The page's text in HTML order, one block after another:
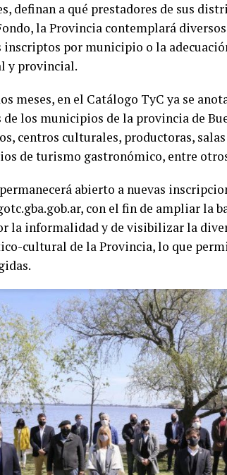
definan a qué prestadores de sus
la Provincia contemplará
por municipio o la
y provincial.
meses, en el Catálogo TyC ya se
los municipios de la provincia de
centros culturales, productoras,
de turismo gastronómico, entre
abierto a nuevas
con el fin de ampliar la
la informalidad y de visibilizar la
cultural de la Provincia, lo que